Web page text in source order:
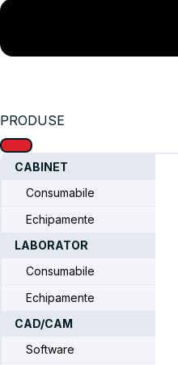
PRODUSE
CABINET
Consumabile
Echipamente
LABORATOR
Consumabile
Echipamente
CAD/CAM
Software
Finisare
Home/PENTRU LABORATOARE